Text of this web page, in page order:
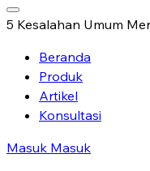
5 Kesalahan Umum
Beranda
Produk
Artikel
Konsultasi
Masuk Masuk